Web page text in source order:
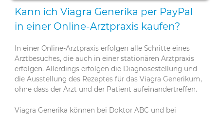
Kann ich Viagra Generika per PayPal
in einer Online-Arztpraxis kaufen?
In einer Online-Arztpraxis erfolgen alle Schritte eines
Arztbesuches, die auch in einer stationären Arztpraxis
erfolgen. Allerdings erfolgen die Diagnosestellung und
die Ausstellung des Rezeptes für das Viagra Generikum,
ohne dass der Arzt und der Patient aufeinandertreffen.
Viagra Generika können bei Doktor ABC und bei